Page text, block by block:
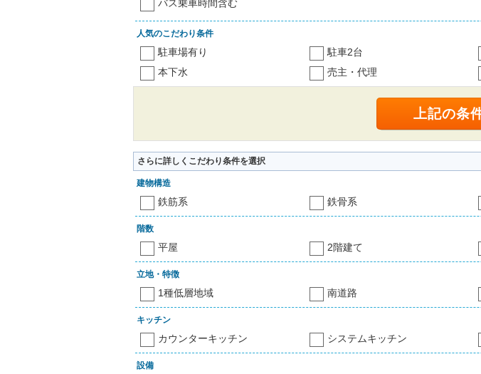
バス乗車時間含む
人気のこだわり条件
駐車場有り 駐車2台
本下水
売主・代理
さらに詳しくこだわり条件を選択
建物構造
鉄筋系 鉄骨系
階数
平屋 2階建て
立地・特徴
1種低層地域 南道路
キッチン
カウンターキッチン システムキッチン
設備